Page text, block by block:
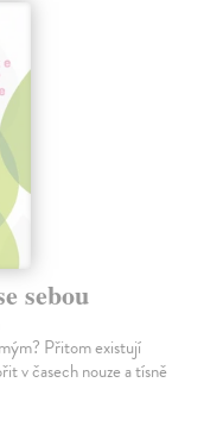
sebou
Přitom existují
v časech nouze a tísně